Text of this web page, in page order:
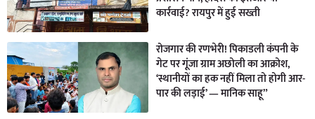
कार्रवाई? रायपुर में हुई सख्ती
रोजगार की रणभेरी! पिकाडली कंपनी के
गेट पर गूंजा ग्राम अछोली का आक्रोश,
‘स्थानीयों का हक नहीं मिला तो होगी आर-
पार की लड़ाई’ — मानिक साहू”